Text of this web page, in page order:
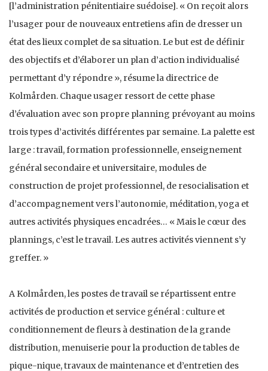
[l’administration pénitentiaire suédoise]. « On reçoit alors
l’usager pour de nouveaux entretiens afin de dresser un
état des lieux complet de sa situation. Le but est de définir
des objectifs et d’élaborer un plan d’action individualisé
permettant d’y répondre », résume la directrice de
Kolmården. Chaque usager ressort de cette phase
d’évaluation avec son propre planning prévoyant au moins
trois types d’activités différentes par semaine. La palette est
large : travail, formation professionnelle, enseignement
général secondaire et universitaire, modules de
construction de projet professionnel, de resocialisation et
d’accompagnement vers l’autonomie, méditation, yoga et
autres activités physiques encadrées… « Mais le cœur des
plannings, c’est le travail. Les autres activités viennent s’y
greffer. »
A Kolmården, les postes de travail se répartissent entre
activités de production et service général : culture et
conditionnement de fleurs à destination de la grande
distribution, menuiserie pour la production de tables de
pique-nique, travaux de maintenance et d’entretien des